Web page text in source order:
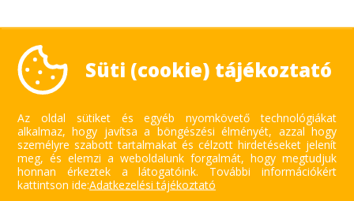
Süti (cookie) tájékoztató
Az oldal sütiket és egyéb nyomkövető technológiákat
alkalmaz, hogy javítsa a böngészési élményét, azzal hogy
személyre szabott tartalmakat és célzott hirdetéseket jelenít
meg, és elemzi a weboldalunk forgalmát, hogy megtudjuk
honnan érkeztek a látogatóink.
További információkért
kattintson ide:Adatkezelési tájékoztató